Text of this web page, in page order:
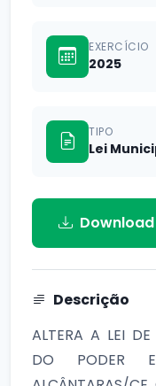
EXERCÍCIO
2025
TIPO
Lei
Descrição
ALTERA A LEI
DO PODER